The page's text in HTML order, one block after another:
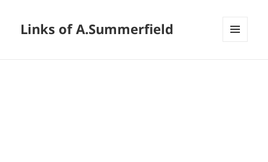
Links of A.Summerfield